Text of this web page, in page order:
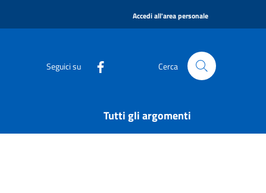
Accedi all'area personale
Seguici su Cerca
Tutti gli argomenti